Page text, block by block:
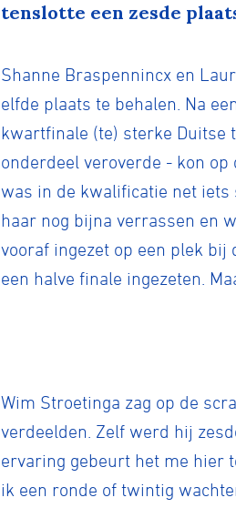
tenslotte een zesde
Shanne Braspennincx en
elfde plaats te behalen. Na
kwartfinale (te) sterke Duitse
onderdeel veroverde - kon
was in de kwalificatie net
haar nog bijna verrassen en
vooraf ingezet op een plek
een halve finale ingezeten.
Wim Stroetinga zag op de
verdeelden. Zelf werd hij
ervaring gebeurt het me hier
ik een ronde of twintig